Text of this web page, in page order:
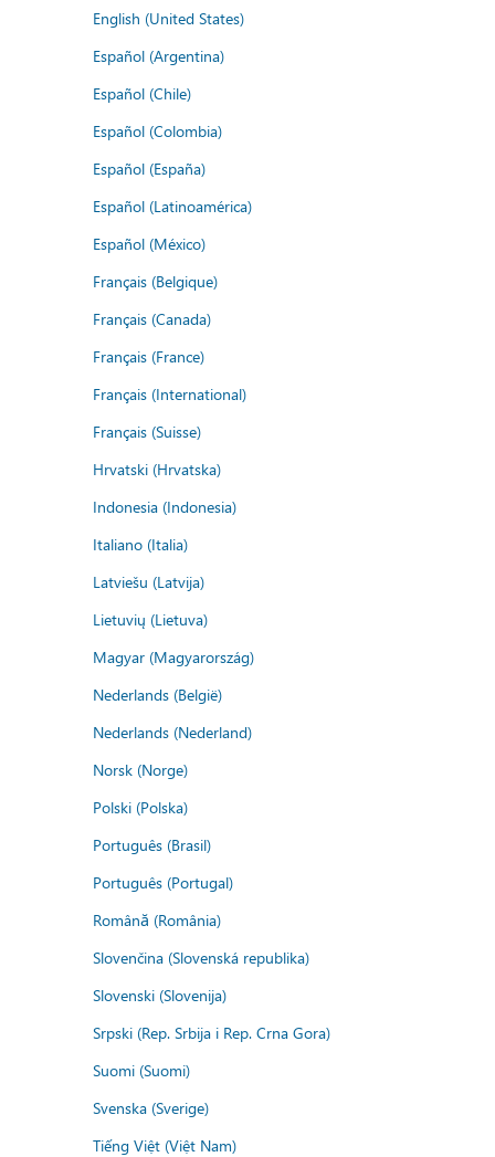
English (United States)
Español (Argentina)
Español (Chile)
Español (Colombia)
Español (España)
Español (Latinoamérica)
Español (México)
Français (Belgique)
Français (Canada)
Français (France)
Français (International)
Français (Suisse)
Hrvatski (Hrvatska)
Indonesia (Indonesia)
Italiano (Italia)
Latviešu (Latvija)
Lietuvių (Lietuva)
Magyar (Magyarország)
Nederlands (België)
Nederlands (Nederland)
Norsk (Norge)
Polski (Polska)
Português (Brasil)
Português (Portugal)
Română (România)
Slovenčina (Slovenská republika)
Slovenski (Slovenija)
Srpski (Rep. Srbija i Rep. Crna Gora)
Suomi (Suomi)
Svenska (Sverige)
Tiếng Việt (Việt Nam)